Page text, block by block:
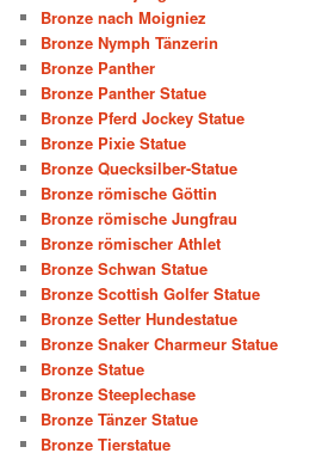
Bronze nach Moigniez
Bronze Nymph Tänzerin
Bronze Panther
Bronze Panther Statue
Bronze Pferd Jockey Statue
Bronze Pixie Statue
Bronze Quecksilber-Statue
Bronze römische Göttin
Bronze römische Jungfrau
Bronze römischer Athlet
Bronze Schwan Statue
Bronze Scottish Golfer Statue
Bronze Setter Hundestatue
Bronze Snaker Charmeur Statue
Bronze Statue
Bronze Steeplechase
Bronze Tänzer Statue
Bronze Tierstatue